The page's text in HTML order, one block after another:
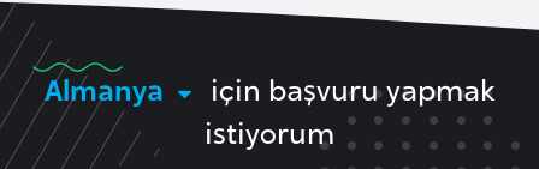
Almanya
için başvuru yapmak
istiyorum
k
C
u
m